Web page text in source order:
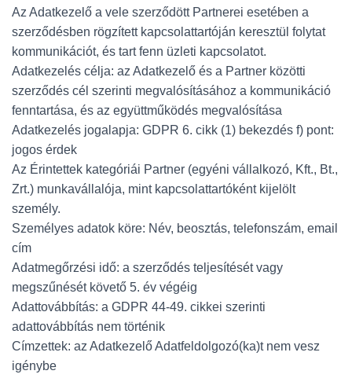
Az Adatkezelő a vele szerződött Partnerei esetében a
szerződésben rögzített kapcsolattartóján keresztül folytat
kommunikációt, és tart fenn üzleti kapcsolatot.
Adatkezelés célja: az Adatkezelő és a Partner közötti
szerződés cél szerinti megvalósításához a kommunikáció
fenntartása, és az együttműködés megvalósítása
Adatkezelés jogalapja: GDPR 6. cikk (1) bekezdés f) pont:
jogos érdek
Az Érintettek kategóriái Partner (egyéni vállalkozó, Kft., Bt.,
Zrt.) munkavállalója, mint kapcsolattartóként kijelölt
személy.
Személyes adatok köre: Név, beosztás, telefonszám, email
cím
Adatmegőrzési idő: a szerződés teljesítését vagy
megszűnését követő 5. év végéig
Adattovábbítás: a GDPR 44-49. cikkei szerinti
adattovábbítás nem történik
Címzettek: az Adatkezelő Adatfeldolgozó(ka)t nem vesz
igénybe